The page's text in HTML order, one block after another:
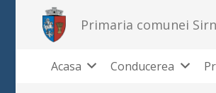
Primaria comunei
Acasa Conducerea